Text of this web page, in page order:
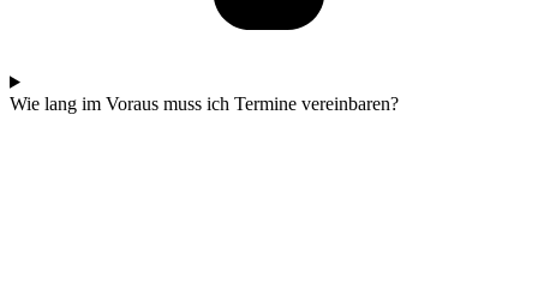
Wie lang im Voraus muss ich Termine vereinbaren?